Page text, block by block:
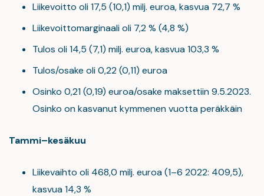
Liikevoitto oli 17,5 (10,1) milj. euroa, kasvua 72,7 %
Liikevoittomarginaali oli 7,2 % (4,8 %)
Tulos oli 14,5 (7,1) milj. euroa, kasvua 103,3 %
Tulos/osake oli 0,22 (0,11) euroa
Osinko 0,21 (0,19) euroa/osake maksettiin 9.5.2023.
Osinko on kasvanut kymmenen vuotta peräkkäin
Tammi–kesäkuu
Liikevaihto oli 468,0 milj. euroa (1–6 2022: 409,5),
kasvua 14,3 %